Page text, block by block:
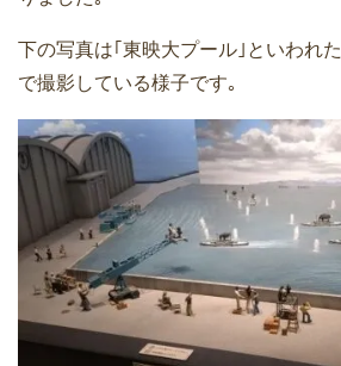
下の写真は｢東映大プール｣といわれ
で撮影している様子です｡